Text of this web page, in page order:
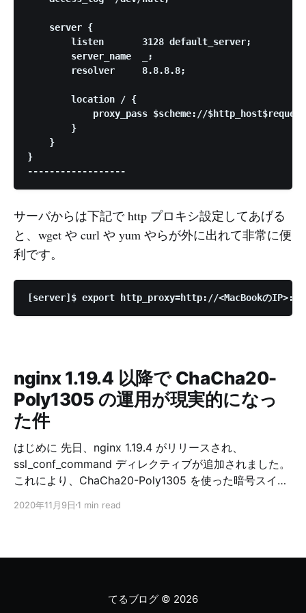
    server {
        listen       3128 default_server;
        server_name  _;
        resolver     8.8.8.8;
        location / {
proxy_pass $scheme://
        }
    }
}
サーバからは下記で http プロキシ設定してあげる
と、wget や curl や yum やらが外に出れて非常に便
利です。
nginx 1.19.4 以降で ChaCha20-
Poly1305 の運用が現実的になっ
た件
はじめに 先日、nginx 1.19.4 がリリースされ、
ssl_conf_command ディレクティブが追加されました。
これにより、ChaCha20-Poly1305 を使った暗号スイー
の概要 RFC 7905 (2016/06) より、TLS における
以降で利用可能です。 ChaCha20-Poly1305 は、ストリ
る Poly1305 を組み合わせた、認証付き暗号です。
2020年11月9日 1 min read
てるブログ© 2026